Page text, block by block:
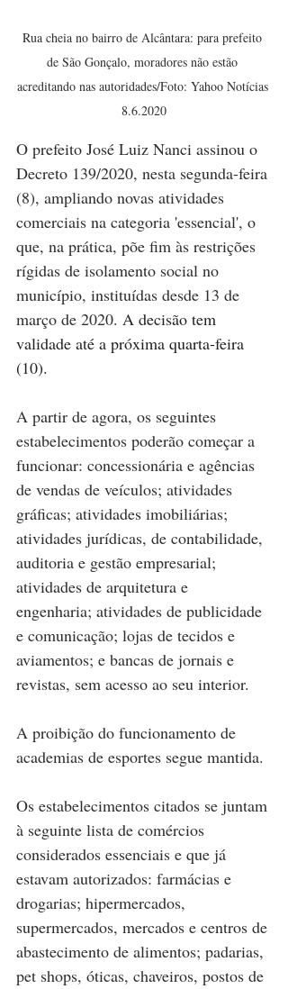
Rua cheia no bairro de Alcântara: para prefeito
de São Gonçalo, moradores não estão
acreditando nas autoridades/Foto: Yahoo Notícias
8.6.2020
O prefeito José Luiz Nanci assinou o
Decreto 139/2020, nesta segunda-feira
(8), ampliando novas atividades
comerciais na categoria 'essencial', o
que, na prática, põe fim às restrições
rígidas de isolamento social no
município, instituídas desde 13 de
março de 2020. A decisão tem
validade até a próxima quarta-feira
(10).
A partir de agora, os seguintes
estabelecimentos poderão começar a
funcionar: concessionária e agências
de vendas de veículos; atividades
gráficas; atividades imobiliárias;
atividades jurídicas, de contabilidade,
auditoria e gestão empresarial;
atividades de arquitetura e
engenharia; atividades de publicidade
e comunicação; lojas de tecidos e
aviamentos; e bancas de jornais e
revistas, sem acesso ao seu interior.
A proibição do funcionamento de
academias de esportes segue mantida.
Os estabelecimentos citados se juntam
à seguinte lista de comércios
considerados essenciais e que já
estavam autorizados: farmácias e
drogarias; hipermercados,
supermercados, mercados e centros de
abastecimento de alimentos; padarias,
pet shops, óticas, chaveiros, postos de